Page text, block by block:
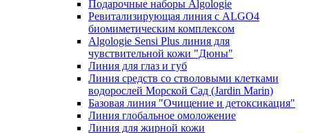
Подарочные наборы Algologie
Ревитализирующая линия с ALGO4
биомиметическим комплексом
Algologie Sensi Plus линия для
чувcтвительной кожи "Дюны"
Линия для глаз и губ
Линия средств со стволовыми клетками
водорослей Морской Сад (Jardin Marin)
Базовая линия "Очищение и детоксикация"
Линия глобальное омоложение
Линия для жирной кожи